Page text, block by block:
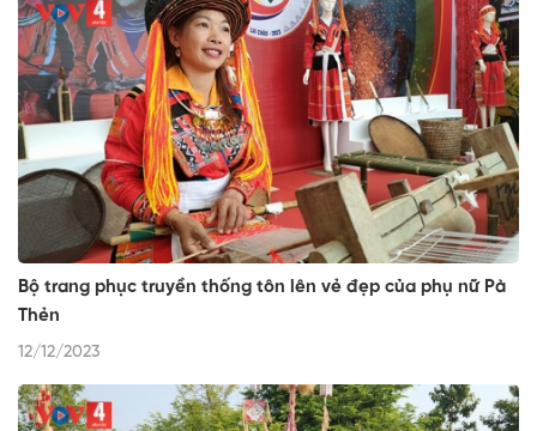
Bộ trang phục truyền thống tôn lên vẻ đẹp của phụ nữ Pà
Thẻn
12/12/2023